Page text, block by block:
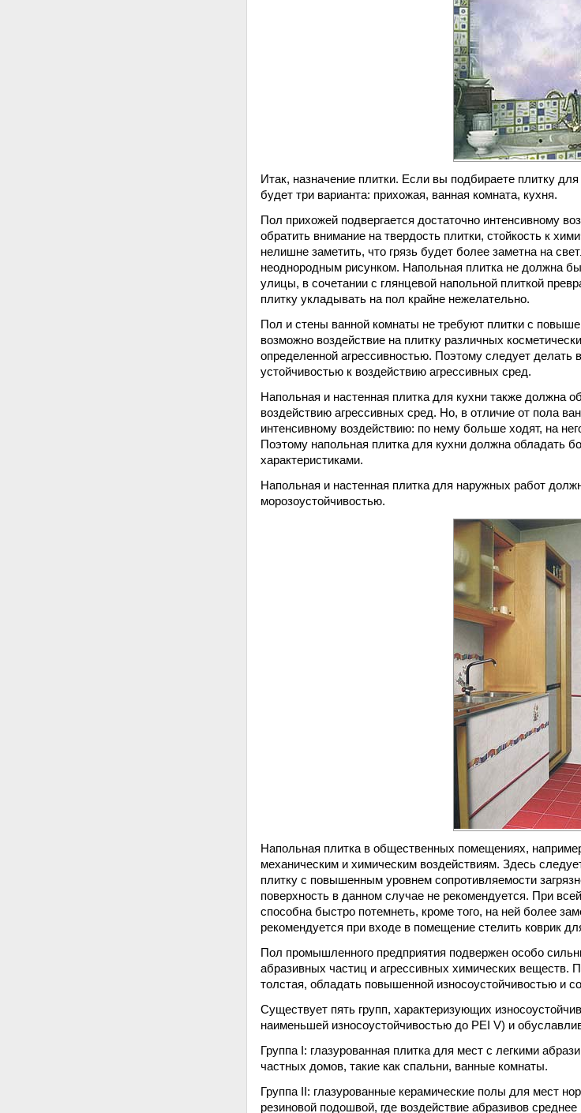
Итак, назначение плитки. Если вы подбираете плитку
будет три варианта: прихожая, ванная комната, кухня.
Пол прихожей подвергается достаточно интенсивному
обратить внимание на твердость плитки, стойкость к
нелишне заметить, что грязь будет более заметна на
неоднородным рисунком. Напольная плитка не должна
улицы, в сочетании с глянцевой напольной плиткой
плитку укладывать на пол крайне нежелательно.
Пол и стены ванной комнаты не требуют плитки с
возможно воздействие на плитку различных
определенной агрессивностью. Поэтому следует
устойчивостью к воздействию агрессивных сред.
Напольная и настенная плитка для кухни также должна
воздействию агрессивных сред. Но, в отличие от пола
интенсивному воздействию: по нему больше ходят, на
Поэтому напольная плитка для кухни должна обладать
характеристиками.
Напольная и настенная плитка для наружных работ
морозоустойчивостью.
Напольная плитка в общественных помещениях,
механическим и химическим воздействиям. Здесь
плитку с повышенным уровнем сопротивляемости
поверхность в данном случае не рекомендуется. При
способна быстро потемнеть, кроме того, на ней более
рекомендуется при входе в помещение стелить коврик
Пол промышленного предприятия подвержен особо
абразивных частиц и агрессивных химических веществ.
толстая, обладать повышенной износоустойчивостью и
Существует пять групп, характеризующих
наименьшей износоустойчивостью до PEI V) и
Группа I: глазурованная плитка для мест с легкими
частных домов, такие как спальни, ванные комнаты.
Группа II: глазурованные керамические полы для мест
резиновой подошвой, где воздействие абразивов